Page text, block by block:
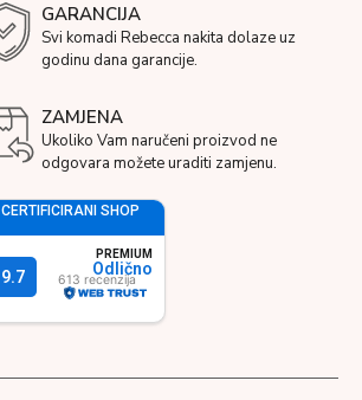
GARANCIJA
Svi komadi Rebecca nakita dolaze uz
godinu dana garancije.
ZAMJENA
Ukoliko Vam naručeni proizvod ne
odgovara možete uraditi zamjenu.